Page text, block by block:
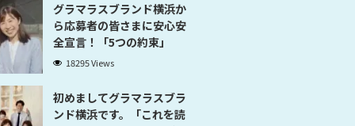
グラマラスブランド横浜か
ら応募者の皆さまに安心安
全宣言！「5つの約束」
18295 Views
初めましてグラマラスブラ
ンド横浜です。「これを読